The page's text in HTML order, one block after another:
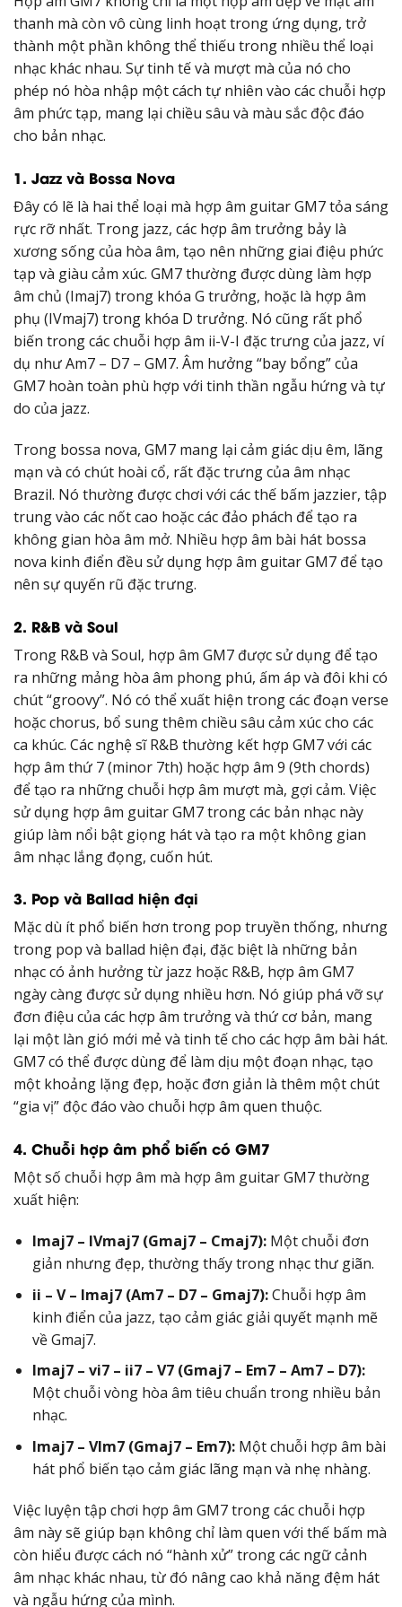
thanh mà còn vô cùng linh hoạt trong ứng dụng, trở
thành một phần không thể thiếu trong nhiều thể loại
nhạc khác nhau. Sự tinh tế và mượt mà của nó cho
phép nó hòa nhập một cách tự nhiên vào các chuỗi hợp
âm phức tạp, mang lại chiều sâu và màu sắc độc đáo
cho bản nhạc.
1. Jazz và Bossa Nova
Đây có lẽ là hai thể loại mà hợp âm guitar GM7 tỏa sáng
rực rỡ nhất. Trong jazz, các hợp âm trưởng bảy là
xương sống của hòa âm, tạo nên những giai điệu phức
tạp và giàu cảm xúc. GM7 thường được dùng làm hợp
âm chủ (Imaj7) trong khóa G trưởng, hoặc là hợp âm
phụ (IVmaj7) trong khóa D trưởng. Nó cũng rất phổ
biến trong các chuỗi hợp âm ii-V-I đặc trưng của jazz, ví
dụ như Am7 – D7 – GM7. Âm hưởng “bay bổng” của
GM7 hoàn toàn phù hợp với tinh thần ngẫu hứng và tự
do của jazz.
Trong bossa nova, GM7 mang lại cảm giác dịu êm, lãng
mạn và có chút hoài cổ, rất đặc trưng của âm nhạc
Brazil. Nó thường được chơi với các thế bấm jazzier, tập
trung vào các nốt cao hoặc các đảo phách để tạo ra
không gian hòa âm mở. Nhiều hợp âm bài hát bossa
nova kinh điển đều sử dụng hợp âm guitar GM7 để tạo
nên sự quyến rũ đặc trưng.
2. R&B và Soul
Trong R&B và Soul, hợp âm GM7 được sử dụng để tạo
ra những mảng hòa âm phong phú, ấm áp và đôi khi có
chút “groovy”. Nó có thể xuất hiện trong các đoạn verse
hoặc chorus, bổ sung thêm chiều sâu cảm xúc cho các
ca khúc. Các nghệ sĩ R&B thường kết hợp GM7 với các
hợp âm thứ 7 (minor 7th) hoặc hợp âm 9 (9th chords)
để tạo ra những chuỗi hợp âm mượt mà, gợi cảm. Việc
sử dụng hợp âm guitar GM7 trong các bản nhạc này
giúp làm nổi bật giọng hát và tạo ra một không gian
âm nhạc lắng đọng, cuốn hút.
3. Pop và Ballad hiện đại
Mặc dù ít phổ biến hơn trong pop truyền thống, nhưng
trong pop và ballad hiện đại, đặc biệt là những bản
nhạc có ảnh hưởng từ jazz hoặc R&B, hợp âm GM7
ngày càng được sử dụng nhiều hơn. Nó giúp phá vỡ sự
đơn điệu của các hợp âm trưởng và thứ cơ bản, mang
lại một làn gió mới mẻ và tinh tế cho các hợp âm bài hát.
GM7 có thể được dùng để làm dịu một đoạn nhạc, tạo
một khoảng lặng đẹp, hoặc đơn giản là thêm một chút
“gia vị” độc đáo vào chuỗi hợp âm quen thuộc.
4. Chuỗi hợp âm phổ biến có GM7
Một số chuỗi hợp âm mà hợp âm guitar GM7 thường
xuất hiện:
Imaj7 – IVmaj7 (Gmaj7 – Cmaj7):Một chuỗi đơn
giản nhưng đẹp, thường thấy trong nhạc thư giãn.
ii – V – Imaj7 (Am7 – D7 – Gmaj7):Chuỗi hợp âm
kinh điển của jazz, tạo cảm giác giải quyết mạnh mẽ
về Gmaj7.
Imaj7 – vi7 – ii7 – V7 (Gmaj7 – Em7 – Am7 – D7):
Một chuỗi vòng hòa âm tiêu chuẩn trong nhiều bản
nhạc.
Imaj7 – VIm7 (Gmaj7 – Em7):Một chuỗi hợp âm bài
hát phổ biến tạo cảm giác lãng mạn và nhẹ nhàng.
Việc luyện tập chơi hợp âm GM7 trong các chuỗi hợp
âm này sẽ giúp bạn không chỉ làm quen với thế bấm mà
còn hiểu được cách nó “hành xử” trong các ngữ cảnh
âm nhạc khác nhau, từ đó nâng cao khả năng đệm hát
và ngẫu hứng của mình.